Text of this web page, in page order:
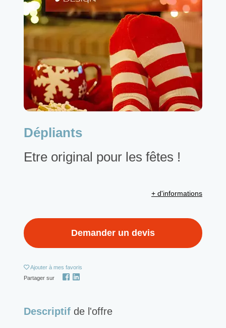
Dépliants
Etre original pour les fêtes !
+ d'informations
Demander un devis
Ajouter à mes favoris
Partager sur
Descriptif de l'offre